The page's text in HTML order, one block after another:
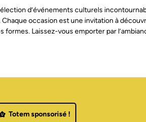
d’événements culturels
occasion est une invitation à
formes. Laissez-vous emporter par
Totem sponsorisé !